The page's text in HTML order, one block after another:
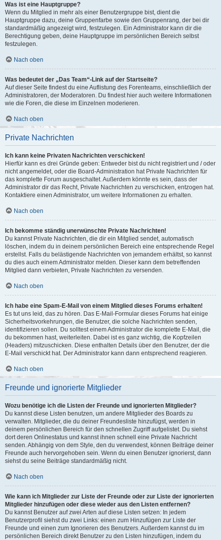
Was ist eine Hauptgruppe?
Wenn du Mitglied in mehr als einer Benutzergruppe bist, dient die
Hauptgruppe dazu, deine Gruppenfarbe sowie den Gruppenrang, der bei dir
standardmäßig angezeigt wird, festzulegen. Ein Administrator kann dir die
Berechtigung geben, deine Hauptgruppe im persönlichen Bereich selbst
festzulegen.
Nach oben
Was bedeutet der „Das Team“-Link auf der Startseite?
Auf dieser Seite findest du eine Auflistung des Forenteams, einschließlich der
Administratoren, der Moderatoren. Du findest hier auch weitere Informationen
wie die Foren, die diese im Einzelnen moderieren.
Nach oben
Private Nachrichten
Ich kann keine Privaten Nachrichten verschicken!
Hierfür kann es drei Gründe geben: Entweder bist du nicht registriert und / oder
nicht angemeldet, oder die Board-Administration hat Private Nachrichten für
das komplette Forum ausgeschaltet. Außerdem könnte es sein, dass der
Administrator dir das Recht, Private Nachrichten zu verschicken, entzogen hat.
Kontaktiere einen Administrator, um weitere Informationen zu erhalten.
Nach oben
Ich bekomme ständig unerwünschte Private Nachrichten!
Du kannst Private Nachrichten, die dir ein Mitglied sendet, automatisch
löschen, indem du in deinem persönlichen Bereich eine entsprechende Regel
erstellst. Falls du belästigende Nachrichten von jemandem erhältst, so kannst
du dies auch einem Administrator melden. Dieser kann dem betreffenden
Mitglied dann verbieten, Private Nachrichten zu versenden.
Nach oben
Ich habe eine Spam-E-Mail von einem Mitglied dieses Forums erhalten!
Es tut uns leid, das zu hören. Das E-Mail-Formular dieses Forums hat einige
Sicherheitsvorkehrungen, die Benutzer, die solche Nachrichten senden,
identifizieren sollen. Du solltest einem Administrator die komplette E-Mail, die
du bekommen hast, weiterleiten. Dabei ist es ganz wichtig, die Kopfzeilen
(Headers) mitzuschicken. Diese enthalten Details über den Benutzer, der die
E-Mail verschickt hat. Der Administrator kann dann entsprechend reagieren.
Nach oben
Freunde und ignorierte Mitglieder
Wozu benötige ich die Listen der Freunde und ignorierten Mitglieder?
Du kannst diese Listen benutzen, um andere Mitglieder des Boards zu
verwalten. Mitglieder, die du deiner Freundesliste hinzufügst, werden in
deinem persönlichen Bereich für den schnellen Zugriff aufgelistet. Du siehst
dort deren Onlinestatus und kannst ihnen schnell eine Private Nachricht
senden. Abhängig von dem Style, den du verwendest, können Beiträge deiner
Freunde auch hervorgehoben sein. Wenn du einen Benutzer ignorierst, dann
siehst du seine Beiträge standardmäßig nicht.
Nach oben
Wie kann ich Mitglieder zur Liste der Freunde oder zur Liste der ignorierten
Mitglieder hinzufügen oder diese wieder aus den Listen entfernen?
Du kannst Benutzer auf zwei Arten auf diese Listen setzen: In jedem
Benutzerprofil siehst du zwei Links: einen zum Hinzufügen zur Liste der
Freunde und einen zum Ignorieren des Benutzers. Außerdem kannst du im
persönlichen Bereich direkt Benutzer zu den Listen hinzufügen, indem du